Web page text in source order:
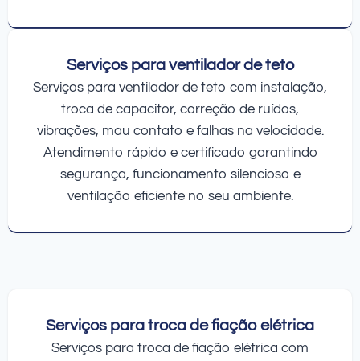
Serviços para ventilador de teto
Serviços para ventilador de teto com instalação,
troca de capacitor, correção de ruídos,
vibrações, mau contato e falhas na velocidade.
Atendimento rápido e certificado garantindo
segurança, funcionamento silencioso e
ventilação eficiente no seu ambiente.
Serviços para troca de fiação elétrica
Serviços para troca de fiação elétrica com